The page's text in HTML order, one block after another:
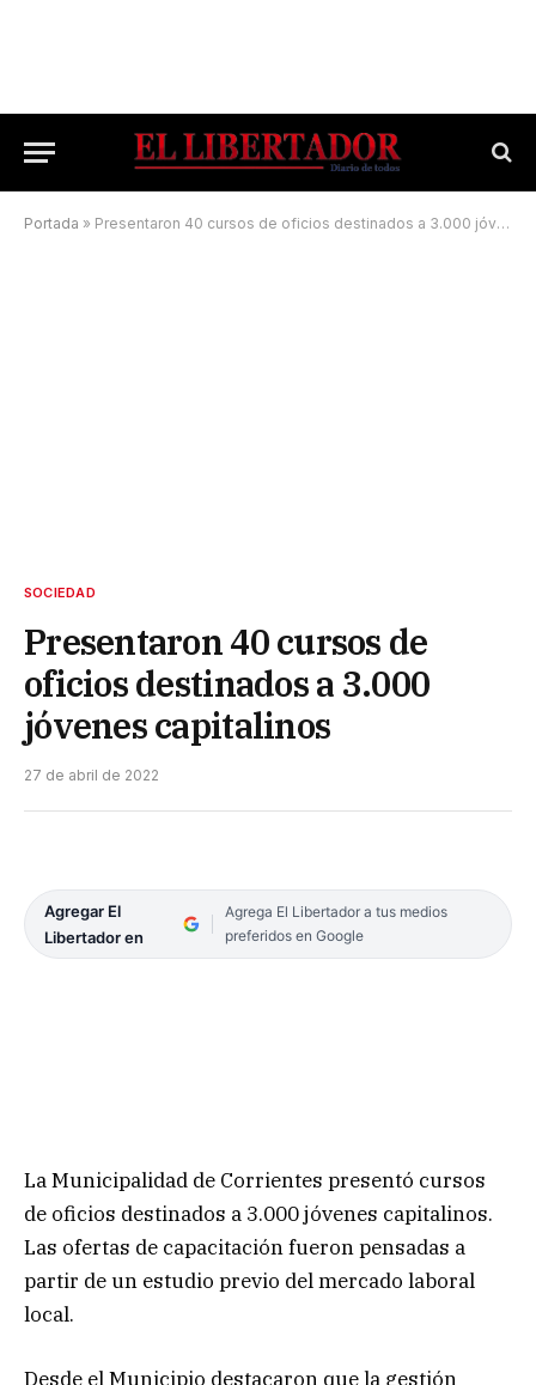
Portada » Presentaron 40 cursos de oficios destinados a 3.000 jóvenes capitalinos
SOCIEDAD
Presentaron 40 cursos de
oficios destinados a 3.000
jóvenes capitalinos
27 de abril de 2022
Agregar El
Libertador en
Agrega El Libertador a tus medios
preferidos en Google
La Municipalidad de Corrientes presentó cursos
de oficios destinados a 3.000 jóvenes capitalinos.
Las ofertas de capacitación fueron pensadas a
partir de un estudio previo del mercado laboral
local.
Desde el Municipio destacaron que la gestión